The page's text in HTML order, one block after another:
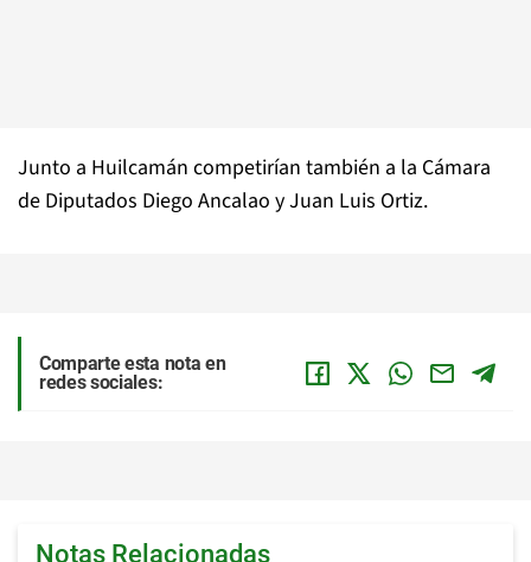
Junto a Huilcamán competirían también a la Cámara
de Diputados Diego Ancalao y Juan Luis Ortiz.
Comparte esta nota en
redes sociales:
Notas Relacionadas